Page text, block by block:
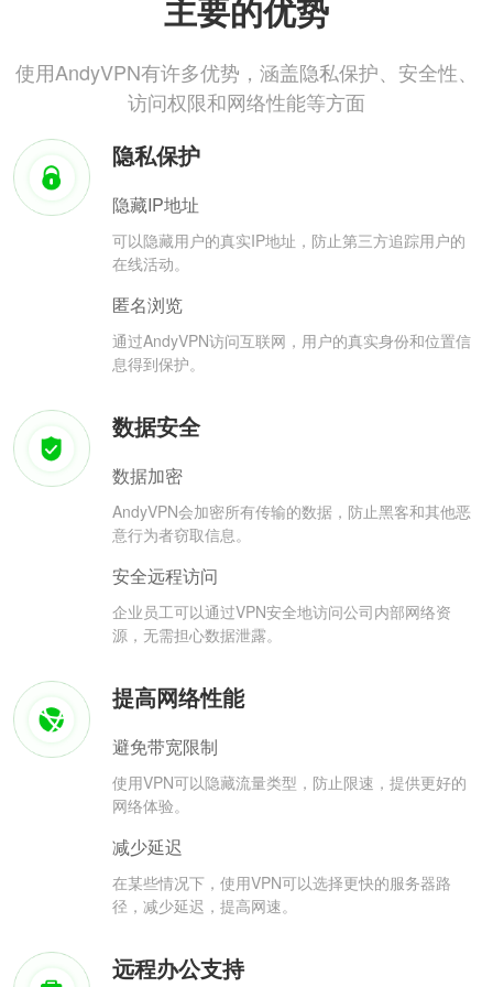
主要的优势
使用AndyVPN有许多优势，涵盖隐私保护、安全性、
访问权限和网络性能等方面
隐私保护
隐藏IP地址
可以隐藏用户的真实IP地址，防止第三方追踪用户的
在线活动。
匿名浏览
通过AndyVPN访问互联网，用户的真实身份和位置信
息得到保护。
数据安全
数据加密
AndyVPN会加密所有传输的数据，防止黑客和其他恶
意行为者窃取信息。
安全远程访问
企业员工可以通过VPN安全地访问公司内部网络资
源，无需担心数据泄露。
提高网络性能
避免带宽限制
使用VPN可以隐藏流量类型，防止限速，提供更好的
网络体验。
减少延迟
在某些情况下，使用VPN可以选择更快的服务器路
径，减少延迟，提高网速。
远程办公支持